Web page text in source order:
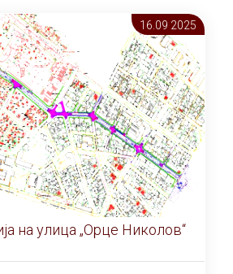
16.09 2025
на улица „Орце Николов“